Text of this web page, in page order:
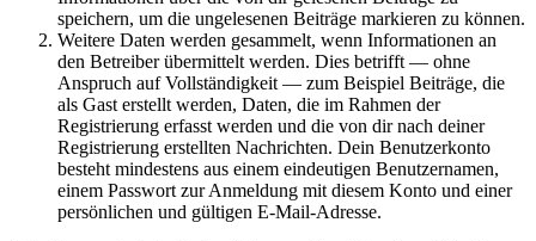
speichern, um die ungelesenen Beiträge markieren zu können.
Weitere Daten werden gesammelt, wenn Informationen an
den Betreiber übermittelt werden. Dies betrifft — ohne
Anspruch auf Vollständigkeit — zum Beispiel Beiträge, die
als Gast erstellt werden, Daten, die im Rahmen der
Registrierung erfasst werden und die von dir nach deiner
Registrierung erstellten Nachrichten. Dein Benutzerkonto
besteht mindestens aus einem eindeutigen Benutzernamen,
einem Passwort zur Anmeldung mit diesem Konto und einer
persönlichen und gültigen E-Mail-Adresse.